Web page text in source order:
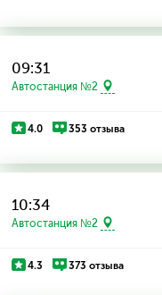
09:31
Автостанция №2
4.0 353 отзыва
10:34
Автостанция №2
4.3 373 отзыва